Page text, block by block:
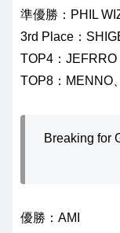
準優勝：PHIL
3rd Place：
TOP4：JEFRRO
TOP8：MENNO
Breaking for
優勝：AMI